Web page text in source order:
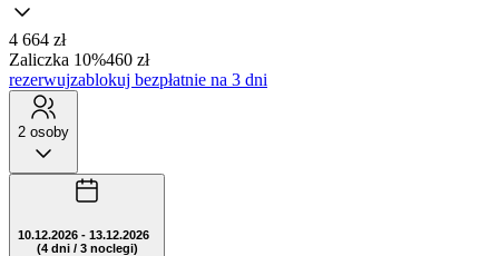
4 664 zł
Zaliczka 10%460 zł
rezerwujzablokuj bezpłatnie na 3 dni
2 osoby
10.12.2026 - 13.12.2026
(4 dni / 3 noclegi)